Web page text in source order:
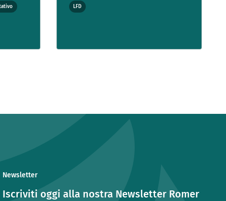
LFD
Newsletter
Iscriviti oggi alla nostra Newsletter Romer